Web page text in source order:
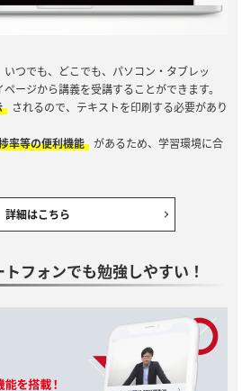
つでも、どこでも、パソコン・タブレッ
ージから講義を受講することができます。
されるので、テキストを印刷する必要があり
率等の便利機能 があるため、学習環境に合
詳細はこちら
フォンでも勉強しやすい！